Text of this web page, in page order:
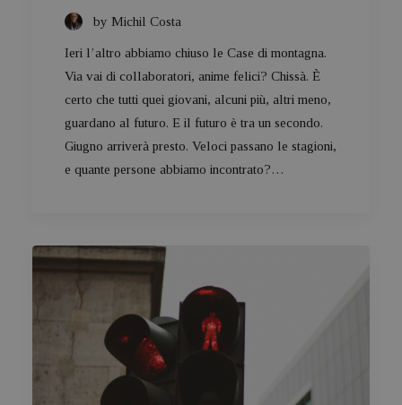
by Michil Costa
Ieri l’altro abbiamo chiuso le Case di montagna.
Via vai di collaboratori, anime felici? Chissà. È
certo che tutti quei giovani, alcuni più, altri meno,
guardano al futuro. E il futuro è tra un secondo.
Giugno arriverà presto. Veloci passano le stagioni,
e quante persone abbiamo incontrato?…